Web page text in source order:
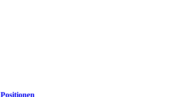
Positionen